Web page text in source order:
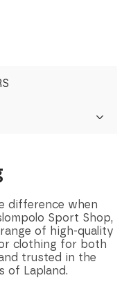
difference when
Sport Shop,
of high-quality
clothing for both
trusted in the
of Lapland.